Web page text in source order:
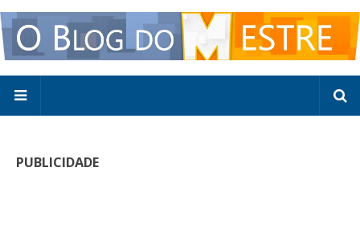
PUBLICIDADE